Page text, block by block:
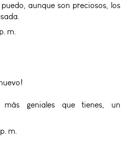
aunque son preciosos, los
m.
más geniales que tienes, un
m.